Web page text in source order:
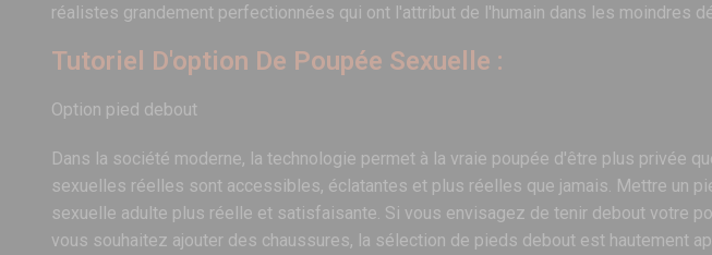
réalistes grandement perfectionnées qui ont l'attribut de l'humain dans les moindres
Tutoriel D'option De Poupée Sexuelle :
Option pied debout
Dans la société moderne, la technologie permet à la vraie poupée d'être plus privée
sexuelles réelles sont accessibles, éclatantes et plus réelles que jamais. Mettre un
sexuelle adulte plus réelle et satisfaisante. Si vous envisagez de tenir debout votre
vous souhaitez ajouter des chaussures, la sélection de pieds debout est hautement